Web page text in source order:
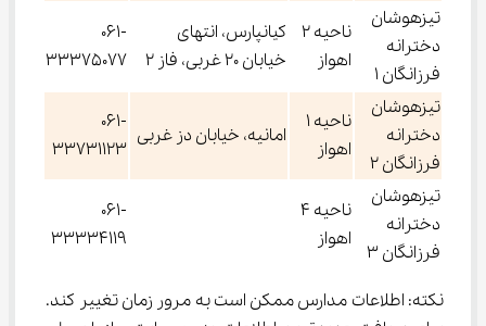
تیزهوشان
دخترانه
فرزانگان 1
ناحیه 2
اهواز
كيانپارس، انتهاى
خیابان 20 غربی، فاز 2
061-
33375077
تیزهوشان
دخترانه
فرزانگان 2
ناحیه 1
اهواز
امانیه، خیابان دز غربی
061-
33731123
تیزهوشان
دخترانه
فرزانگان 3
ناحیه 4
اهواز
061-
33334119
نکته: اطلاعات مدارس ممکن است به مرور زمان تغییر کند.